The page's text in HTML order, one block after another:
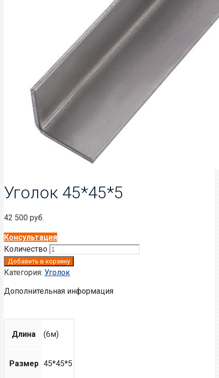
Уголок 45*45*5
42 500 руб.
Консультация
Количество
Добавить в корзину
Категория: Уголок
Дополнительная информация
Длина (6м)
Размер 45*45*5